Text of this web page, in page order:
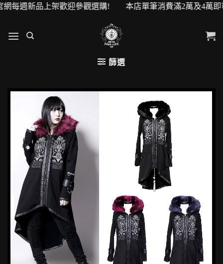
上架歡迎參觀選購! 本店單筆消費滿2萬及4萬即可升級
篩選